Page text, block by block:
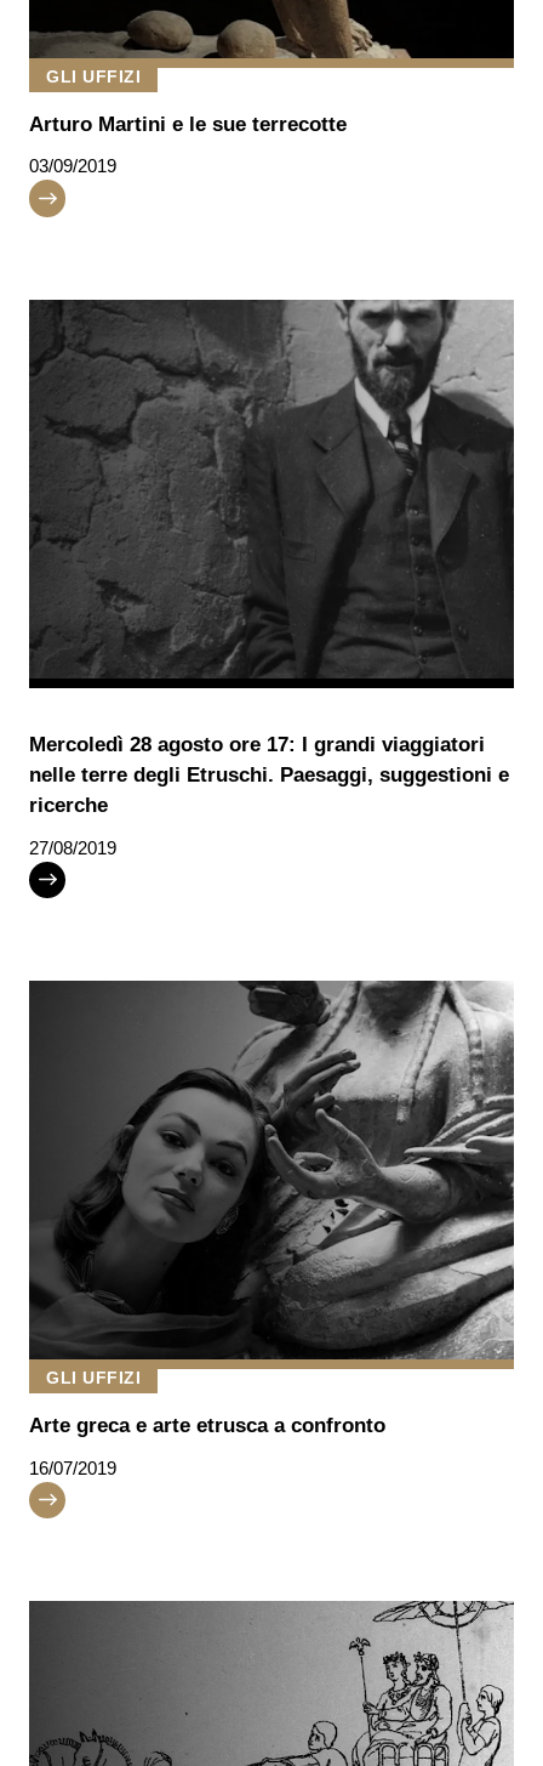
GLI UFFIZI
Arturo Martini e le sue terrecotte
03/09/2019
Mercoledì 28 agosto ore 17: I grandi viaggiatori
nelle terre degli Etruschi. Paesaggi, suggestioni e
ricerche
27/08/2019
GLI UFFIZI
Arte greca e arte etrusca a confronto
16/07/2019